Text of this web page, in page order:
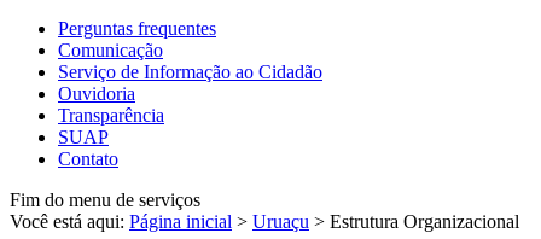
Perguntas frequentes
Comunicação
Serviço de Informação ao Cidadão
Ouvidoria
Transparência
SUAP
Contato
Fim do menu de serviços
Você está aqui: Página inicial > Uruaçu > Estrutura Organizacional